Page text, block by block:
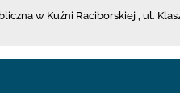
w Kuźni Raciborskiej , ul.